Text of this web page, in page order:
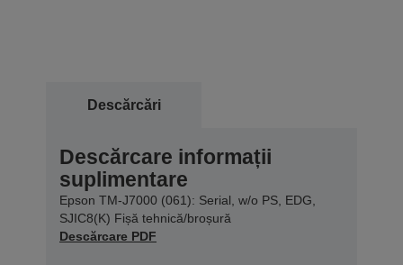
Descărcări
Descărcare informații
suplimentare
Epson TM-J7000 (061): Serial, w/o PS, EDG,
SJIC8(K) Fișă tehnică/broșură
Descărcare PDF